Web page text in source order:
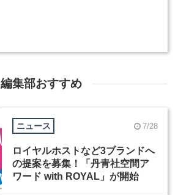
編集部おすすめ
ニュース 7/28
ロイヤルホストなど3ブランドへ
の提案を募集！「丹青社空間ア
ワード with ROYAL」が開始